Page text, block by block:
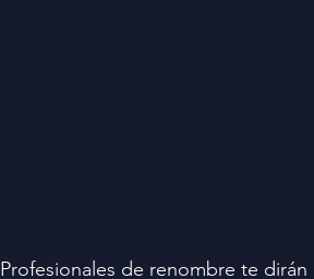
Profesionales de renombre te